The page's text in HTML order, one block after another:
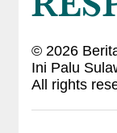
© 2026
Ini Palu
All rights